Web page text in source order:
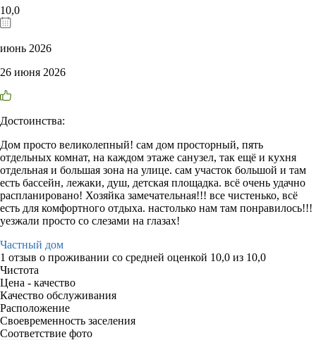
10,0
июнь 2026
26 июня 2026
Достоинства:
Дом просто великолепный! сам дом просторный, пять
отдельных комнат, на каждом этаже санузел, так ещё и кухня
отдельная и большая зона на улице. сам участок большой и там
есть бассейн, лежаки, душ, детская площадка. всё очень удачно
распланировано! Хозяйка замечательная!!! все чистенько, всё
есть для комфортного отдыха. настолько нам там понравилось!!!
уезжали просто со слезами на глазах!
Частный дом
1 отзыв о проживании со средней оценкой 10,0 из 10,0
Чистота
Цена - качество
Качество обслуживания
Расположение
Своевременность заселения
Соответствие фото